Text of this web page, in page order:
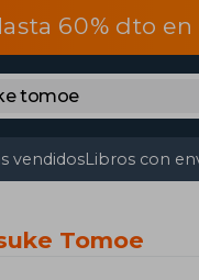
60% dto
vendidosLibros con
Tomoe